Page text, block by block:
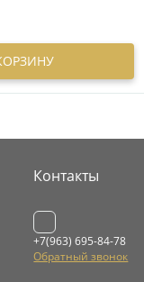
Контакты
+7(963) 695-84-78
Обратный звонок